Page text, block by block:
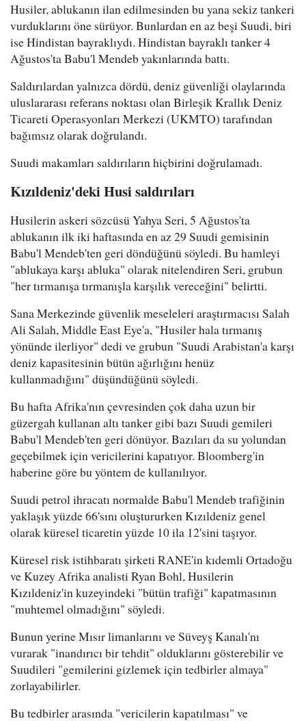
Husiler, ablukanın ilan edilmesinden bu yana sekiz tankeri
vurduklarını öne sürüyor. Bunlardan en az beşi Suudi, biri
ise Hindistan bayraklıydı. Hindistan bayraklı tanker 4
Ağustos'ta Babu'l Mendeb yakınlarında battı.
Saldırılardan yalnızca dördü, deniz güvenliği olaylarında
uluslararası referans noktası olan Birleşik Krallık Deniz
Ticareti Operasyonları Merkezi (UKMTO) tarafından
bağımsız olarak doğrulandı.
Suudi makamları saldırıların hiçbirini doğrulamadı.
Kızıldeniz'deki Husi saldırıları
Husilerin askeri sözcüsü Yahya Seri, 5 Ağustos'ta
ablukanın ilk iki haftasında en az 29 Suudi gemisinin
Babu'l Mendeb'ten geri döndüğünü söyledi. Bu hamleyi
"ablukaya karşı abluka" olarak nitelendiren Seri, grubun
"her tırmanışa tırmanışla karşılık vereceğini" belirtti.
Sana Merkezinde güvenlik meseleleri araştırmacısı Salah
Ali Salah, Middle East Eye'a, "Husiler hala tırmanış
yönünde ilerliyor" dedi ve grubun "Suudi Arabistan'a karşı
deniz kapasitesinin bütün ağırlığını henüz
kullanmadığını" düşündüğünü söyledi.
Bu hafta Afrika'nın çevresinden çok daha uzun bir
güzergah kullanan altı tanker gibi bazı Suudi gemileri
Babu'l Mendeb'ten geri dönüyor. Bazıları da su yolundan
geçebilmek için vericilerini kapatıyor. Bloomberg'in
haberine göre bu yöntem de kullanılıyor.
Suudi petrol ihracatı normalde Babu'l Mendeb trafiğinin
yaklaşık yüzde 66'sını oluştururken Kızıldeniz genel
olarak küresel ticaretin yüzde 10 ila 12'sini taşıyor.
Küresel risk istihbaratı şirketi RANE'in kıdemli Ortadoğu
ve Kuzey Afrika analisti Ryan Bohl, Husilerin
Kızıldeniz'in kuzeyindeki "bütün trafiği" kapatmasının
"muhtemel olmadığını" söyledi.
Bunun yerine Mısır limanlarını ve Süveyş Kanalı'nı
vurarak "inandırıcı bir tehdit" olduklarını gösterebilir ve
Suudileri "gemilerini gizlemek için tedbirler almaya"
zorlayabilirler.
Bu tedbirler arasında "vericilerin kapatılması" ve